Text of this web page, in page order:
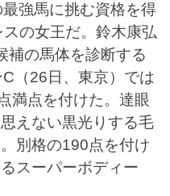
強馬に挑む資格を得
の女王だ。鈴木康弘
補の馬体を診断する
C（26日、東京）では
満点を付けた。達眼
えない黒光りする毛
別格の190点を付け
スーパーボディー